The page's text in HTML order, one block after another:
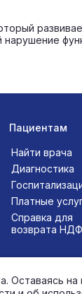
Пациентам
Найти врача
Диагностика
Платные
Справка для
возврата